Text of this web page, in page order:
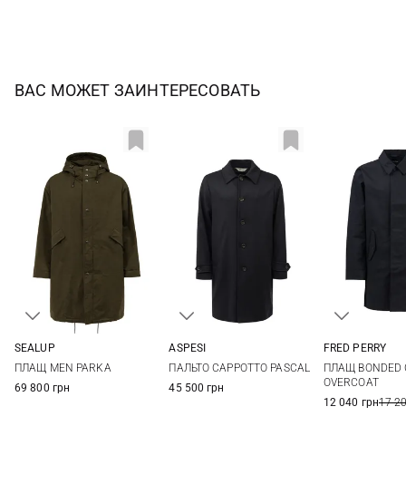
ВАС МОЖЕТ ЗАИНТЕРЕСОВАТЬ
SEALUP
ПЛАЩ MEN PARKA
69 800 грн
ASPESI
ПАЛЬТО CAPPOTTO PASCAL
45 500 грн
FRED PERRY
ПЛАЩ BONDED
OVERCOAT
12 040 грн17